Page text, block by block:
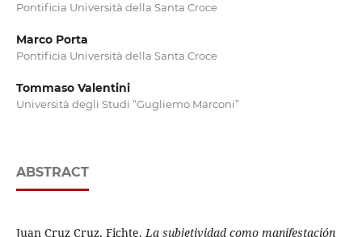
Pontificia Università della Santa Croce
Marco Porta
Pontificia Università della Santa Croce
Tommaso Valentini
Università degli Studi “Gugliemo Marconi”
ABSTRACT
Juan Cruz Cruz, Fichte.La subjetividad como manifestación